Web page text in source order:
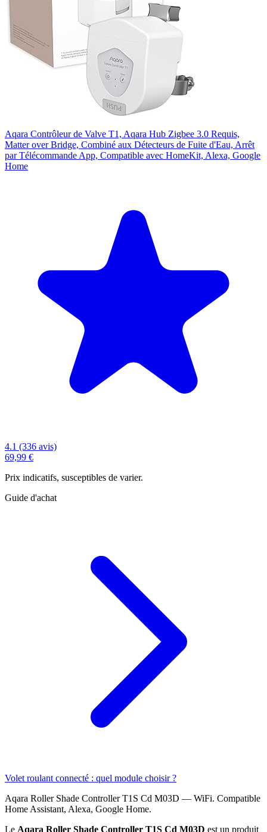
Aqara Contrôleur de Valve T1, Aqara Hub Zigbee 3.0 Requis,
Matter over Bridge, Combiné aux Détecteurs de Fuite d'Eau, Arrêt
par Télécommande App, Compatible avec HomeKit, Alexa, Google
Home
4.1 (336 avis)
69,99 €
Prix indicatifs, susceptibles de varier.
Guide d'achat
Volet roulant connecté : quel module choisir ?
Aqara Roller Shade Controller T1S Cd M03D — WiFi. Compatible
Home Assistant, Alexa, Google Home.
Le Aqara Roller Shade Controller T1S Cd M03D est un produit